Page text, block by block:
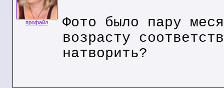
профайл
Фото было пару
возрасту
натворить?